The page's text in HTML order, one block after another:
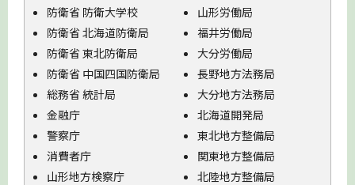
防衛省 防衛大学校
防衛省 北海道防衛局
防衛省 東北防衛局
防衛省 中国四国防衛局
総務省 統計局
金融庁
警察庁
消費者庁
山形地方検察庁
山形労働局
福井労働局
大分労働局
長野地方法務局
大分地方法務局
北海道開発局
東北地方整備局
関東地方整備局
北陸地方整備局